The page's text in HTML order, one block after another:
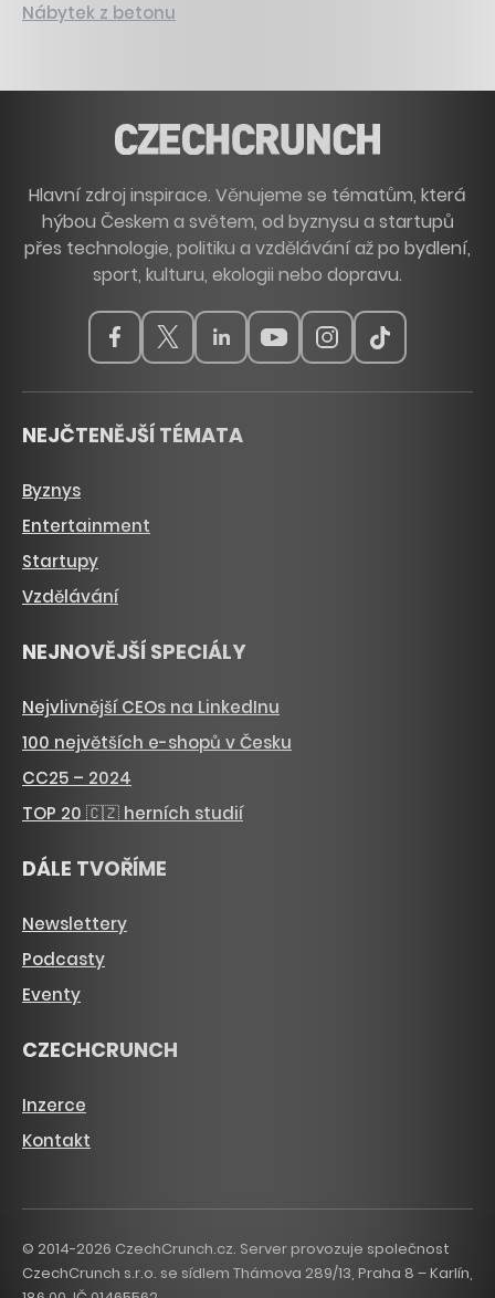
Nábytek z betonu
Hlavní zdroj inspirace. Věnujeme se tématům, která
hýbou Českem a světem, od byznysu a startupů
přes technologie, politiku a vzdělávání až po bydlení,
sport, kulturu, ekologii nebo dopravu.
NEJČTENĚJŠÍ TÉMATA
Byznys
Entertainment
Startupy
Vzdělávání
NEJNOVĚJŠÍ SPECIÁLY
Nejvlivnější CEOs na LinkedInu
100 největších e-shopů v Česku
CC25 – 2024
TOP 20 🇨🇿 herních studií
DÁLE TVOŘÍME
Newslettery
Podcasty
Eventy
CZECHCRUNCH
Inzerce
Kontakt
© 2014-2026 CzechCrunch.cz. Server provozuje společnost
CzechCrunch s.r.o. se sídlem Thámova 289/13, Praha 8 – Karlín,